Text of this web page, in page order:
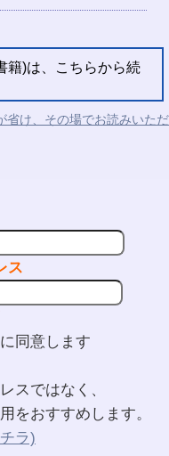
)は、こちらから続
け、その場でお読みいただ
ス
同意します
スではなく、
をおすすめします。
ラ)